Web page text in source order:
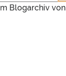
Blogarchiv von